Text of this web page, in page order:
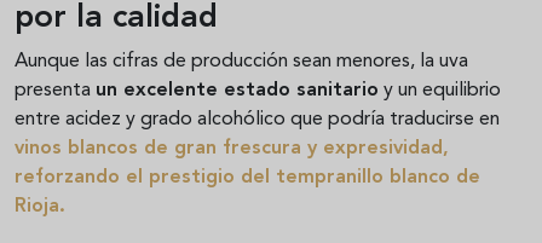
por la calidad
Aunque las cifras de producción sean menores, la uva
presenta un excelente estado sanitario y un equilibrio
entre acidez y grado alcohólico que podría traducirse en
vinos blancos de gran frescura y expresividad,
reforzando el prestigio del tempranillo blanco de
Rioja.